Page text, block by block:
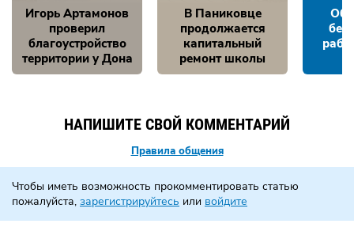
Игорь Артамонов
проверил
благоустройство
территории у Дона
В Паниковце
продолжается
капитальный
ремонт школы
НАПИШИТЕ СВОЙ КОММЕНТАРИЙ
Правила общения
Чтобы иметь возможность прокомментировать статью
пожалуйста, зарегистрируйтесь или войдите